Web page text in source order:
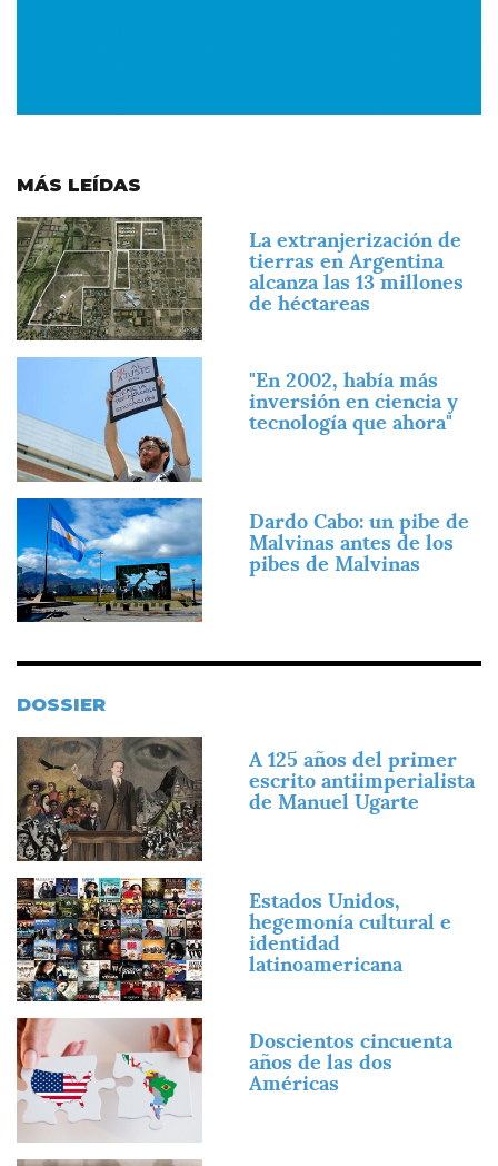
MÁS LEÍDAS
Imagen
La extranjerización de
tierras en Argentina
alcanza las 13 millones
de héctareas
"En 2002, había más
inversión en ciencia y
tecnología que ahora"
Imagen
Dardo Cabo: un pibe de
Malvinas antes de los
pibes de Malvinas
DOSSIER
Imagen
A 125 años del primer
escrito antiimperialista
de Manuel Ugarte
Imagen
Estados Unidos,
hegemonía cultural e
identidad
latinoamericana
Imagen
Doscientos cincuenta
años de las dos
Américas